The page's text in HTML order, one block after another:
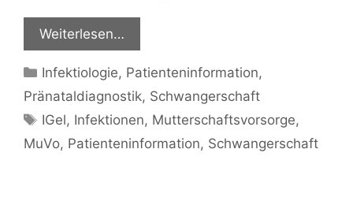
Weiterlesen…
Kategorien
Infektiologie, Patienteninformation,
Pränataldiagnostik, Schwangerschaft
Schlagwörter
IGel, Infektionen, Mutterschaftsvorsorge,
MuVo, Patienteninformation, Schwangerschaft